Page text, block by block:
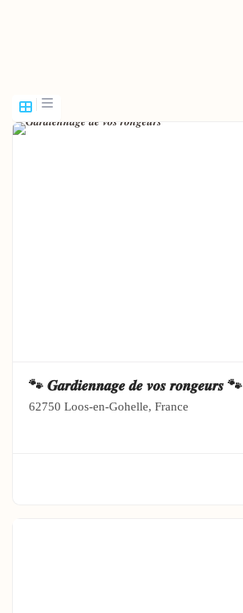
🐾 𝑮𝒂𝒓𝒅𝒊𝒆𝒏𝒏𝒂𝒈𝒆 𝒅𝒆 𝒗𝒐𝒔 𝒓𝒐𝒏𝒈𝒆𝒖𝒓𝒔 🐾
62750 Loos-en-Gohelle, France